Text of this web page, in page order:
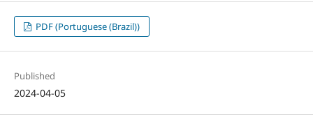
PDF (Portuguese (Brazil))
Published
2024-04-05